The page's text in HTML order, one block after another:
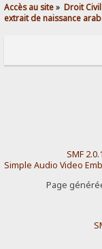
Accès au site» Droit Civil
extrait de naissance
SMF
Simple Audio Video
Page